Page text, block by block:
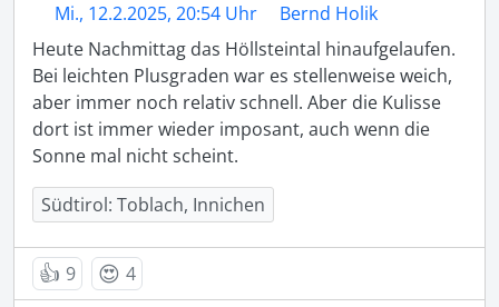
Mi., 12.2.2025, 20:54 Uhr
Bernd Holik
Heute Nachmittag das Höllsteintal hinaufgelaufen.
Bei leichten Plusgraden war es stellenweise weich,
aber immer noch relativ schnell. Aber die Kulisse
dort ist immer wieder imposant, auch wenn die
Sonne mal nicht scheint.
Südtirol: Toblach, Innichen
👍 9 😍 4